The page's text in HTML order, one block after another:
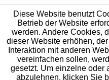
Diese Website benutzt
Betrieb der Website
werden. Andere Cookies,
dieser Website erhöhen,
Interaktion mit anderen
vereinfachen sollen,
gesetzt. Um einzelne oder
abzulehnen, klicken Sie